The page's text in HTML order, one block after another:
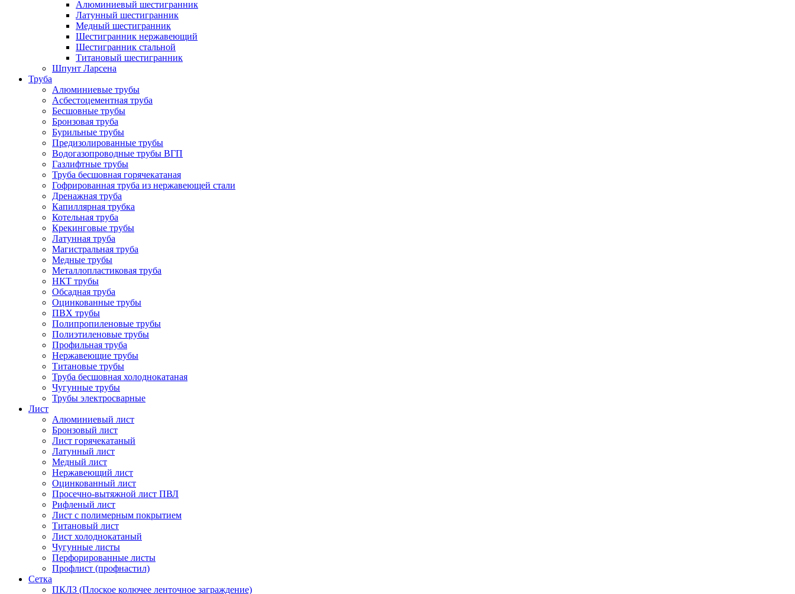
Алюминиевый шестигранник
Латунный шестигранник
Медный шестигранник
Шестигранник нержавеющий
Шестигранник стальной
Титановый шестигранник
Шпунт Ларсена
Труба
Алюминиевые трубы
Асбестоцементная труба
Бесшовные трубы
Бронзовая труба
Бурильные трубы
Предизолированные трубы
Водогазопроводные трубы ВГП
Газлифтные трубы
Труба бесшовная горячекатаная
Гофрированная труба из нержавеющей стали
Дренажная труба
Капиллярная трубка
Котельная труба
Крекинговые трубы
Латунная труба
Магистральная труба
Медные трубы
Металлопластиковая труба
НКТ трубы
Обсадная труба
Оцинкованные трубы
ПВХ трубы
Полипропиленовые трубы
Полиэтиленовые трубы
Профильная труба
Нержавеющие трубы
Титановые трубы
Труба бесшовная холоднокатаная
Чугунные трубы
Трубы электросварные
Лист
Алюминиевый лист
Бронзовый лист
Лист горячекатаный
Латунный лист
Медный лист
Нержавеющий лист
Оцинкованный лист
Просечно-вытяжной лист ПВЛ
Рифленый лист
Лист с полимерным покрытием
Титановый лист
Лист холоднокатаный
Чугунные листы
Перфорированные листы
Профлист (профнастил)
Сетка
ПКЛЗ (Плоское колючее ленточное заграждение)